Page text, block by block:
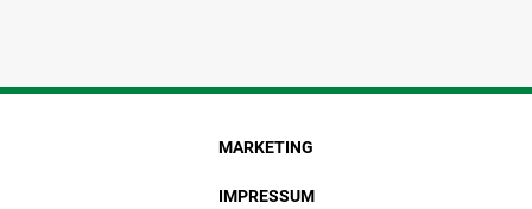
MARKETING
IMPRESSUM